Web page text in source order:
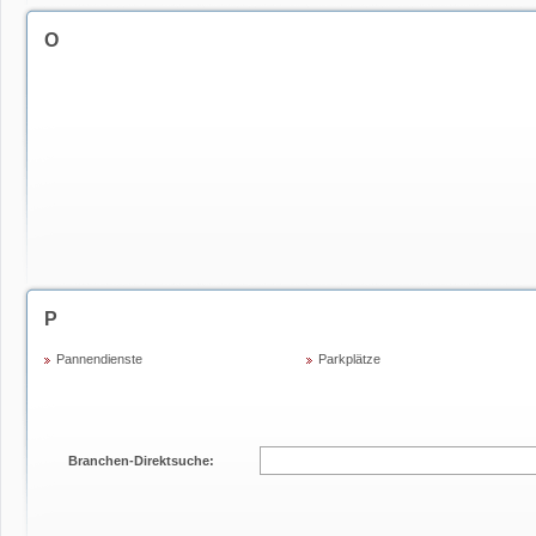
O
P
Pannendienste Parkplätze
Branchen-Direktsuche: